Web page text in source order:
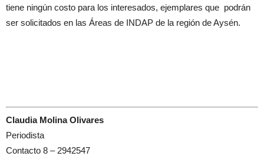
tiene ningún costo para los interesados, ejemplares que podrán
ser solicitados en las Áreas de INDAP de la región de Aysén.
Claudia Molina Olivares
Periodista
Contacto 8 – 2942547